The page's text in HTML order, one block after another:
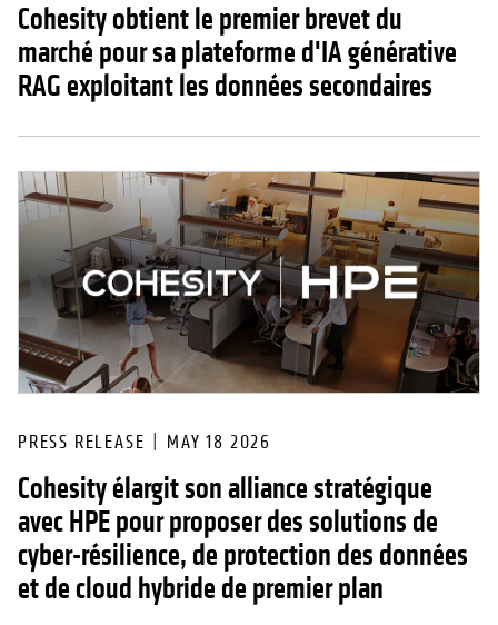
Cohesity obtient le premier brevet du
marché pour sa plateforme d'IA générative
RAG exploitant les données secondaires
PRESS RELEASE MAY 18 2026
Cohesity élargit son alliance stratégique
avec HPE pour proposer des solutions de
cyber-résilience, de protection des données
et de cloud hybride de premier plan